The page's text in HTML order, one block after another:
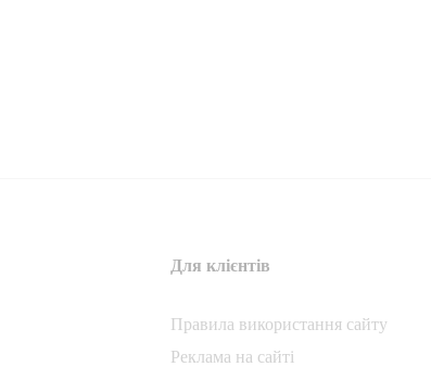
Для клієнтів
Правила використання сайту
Реклама на сайті